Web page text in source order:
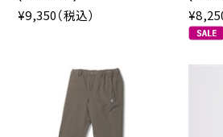
¥9,350（税込）